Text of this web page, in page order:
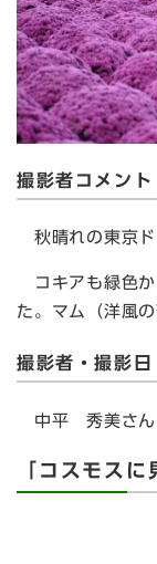
撮影者コメント
秋晴れの東京ド
コキアも緑色か
た。マム（洋風
撮影者・撮影日
中平 秀美さん
「コスモスに